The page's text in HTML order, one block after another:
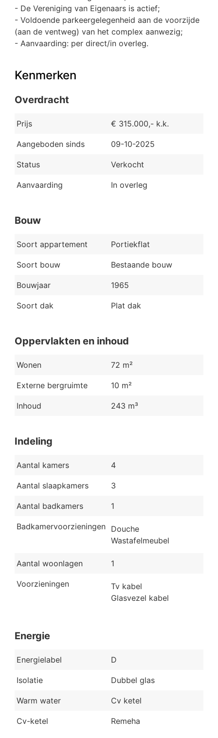
- De Vereniging van Eigenaars is actief;
- Voldoende parkeergelegenheid aan de voorzijde
(aan de ventweg) van het complex aanwezig;
- Aanvaarding: per direct/in overleg.
Kenmerken
Overdracht
Prijs € 315.000,- k.k.
Aangeboden sinds 09-10-2025
Status Verkocht
Aanvaarding In overleg
Bouw
Soort appartement Portiekflat
Soort bouw Bestaande bouw
Bouwjaar 1965
Soort dak Plat dak
Oppervlakten en inhoud
Wonen 72 m²
Externe bergruimte 10 m²
Inhoud 243 m³
Indeling
Aantal kamers 4
Aantal slaapkamers 3
Aantal badkamers 1
Badkamervoorzieningen Douche
Wastafelmeubel
Aantal woonlagen 1
Voorzieningen
Tv kabel
Glasvezel kabel
Energie
Energielabel D
Isolatie Dubbel glas
Warm water Cv ketel
Cv-ketel Remeha